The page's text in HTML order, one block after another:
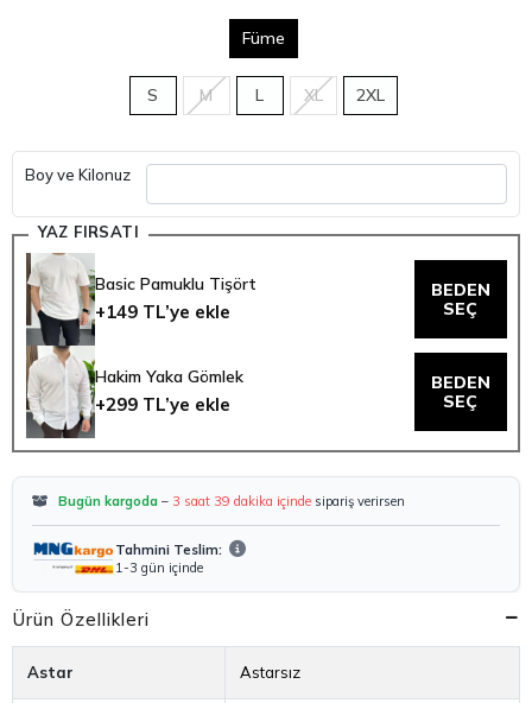
Füme
S M L XL 2XL
Boy ve Kilonuz
YAZ FIRSATI
Basic Pamuklu Tişört
+149 TL’ye ekle
BEDEN
SEÇ
Hakim Yaka Gömlek
+299 TL’ye ekle
BEDEN
SEÇ
Bugün kargoda – 3 saat 39 dakika içinde sipariş verirsen
Tahmini Teslim:
1-3 gün içinde
Ürün Özellikleri
Astar Astarsız